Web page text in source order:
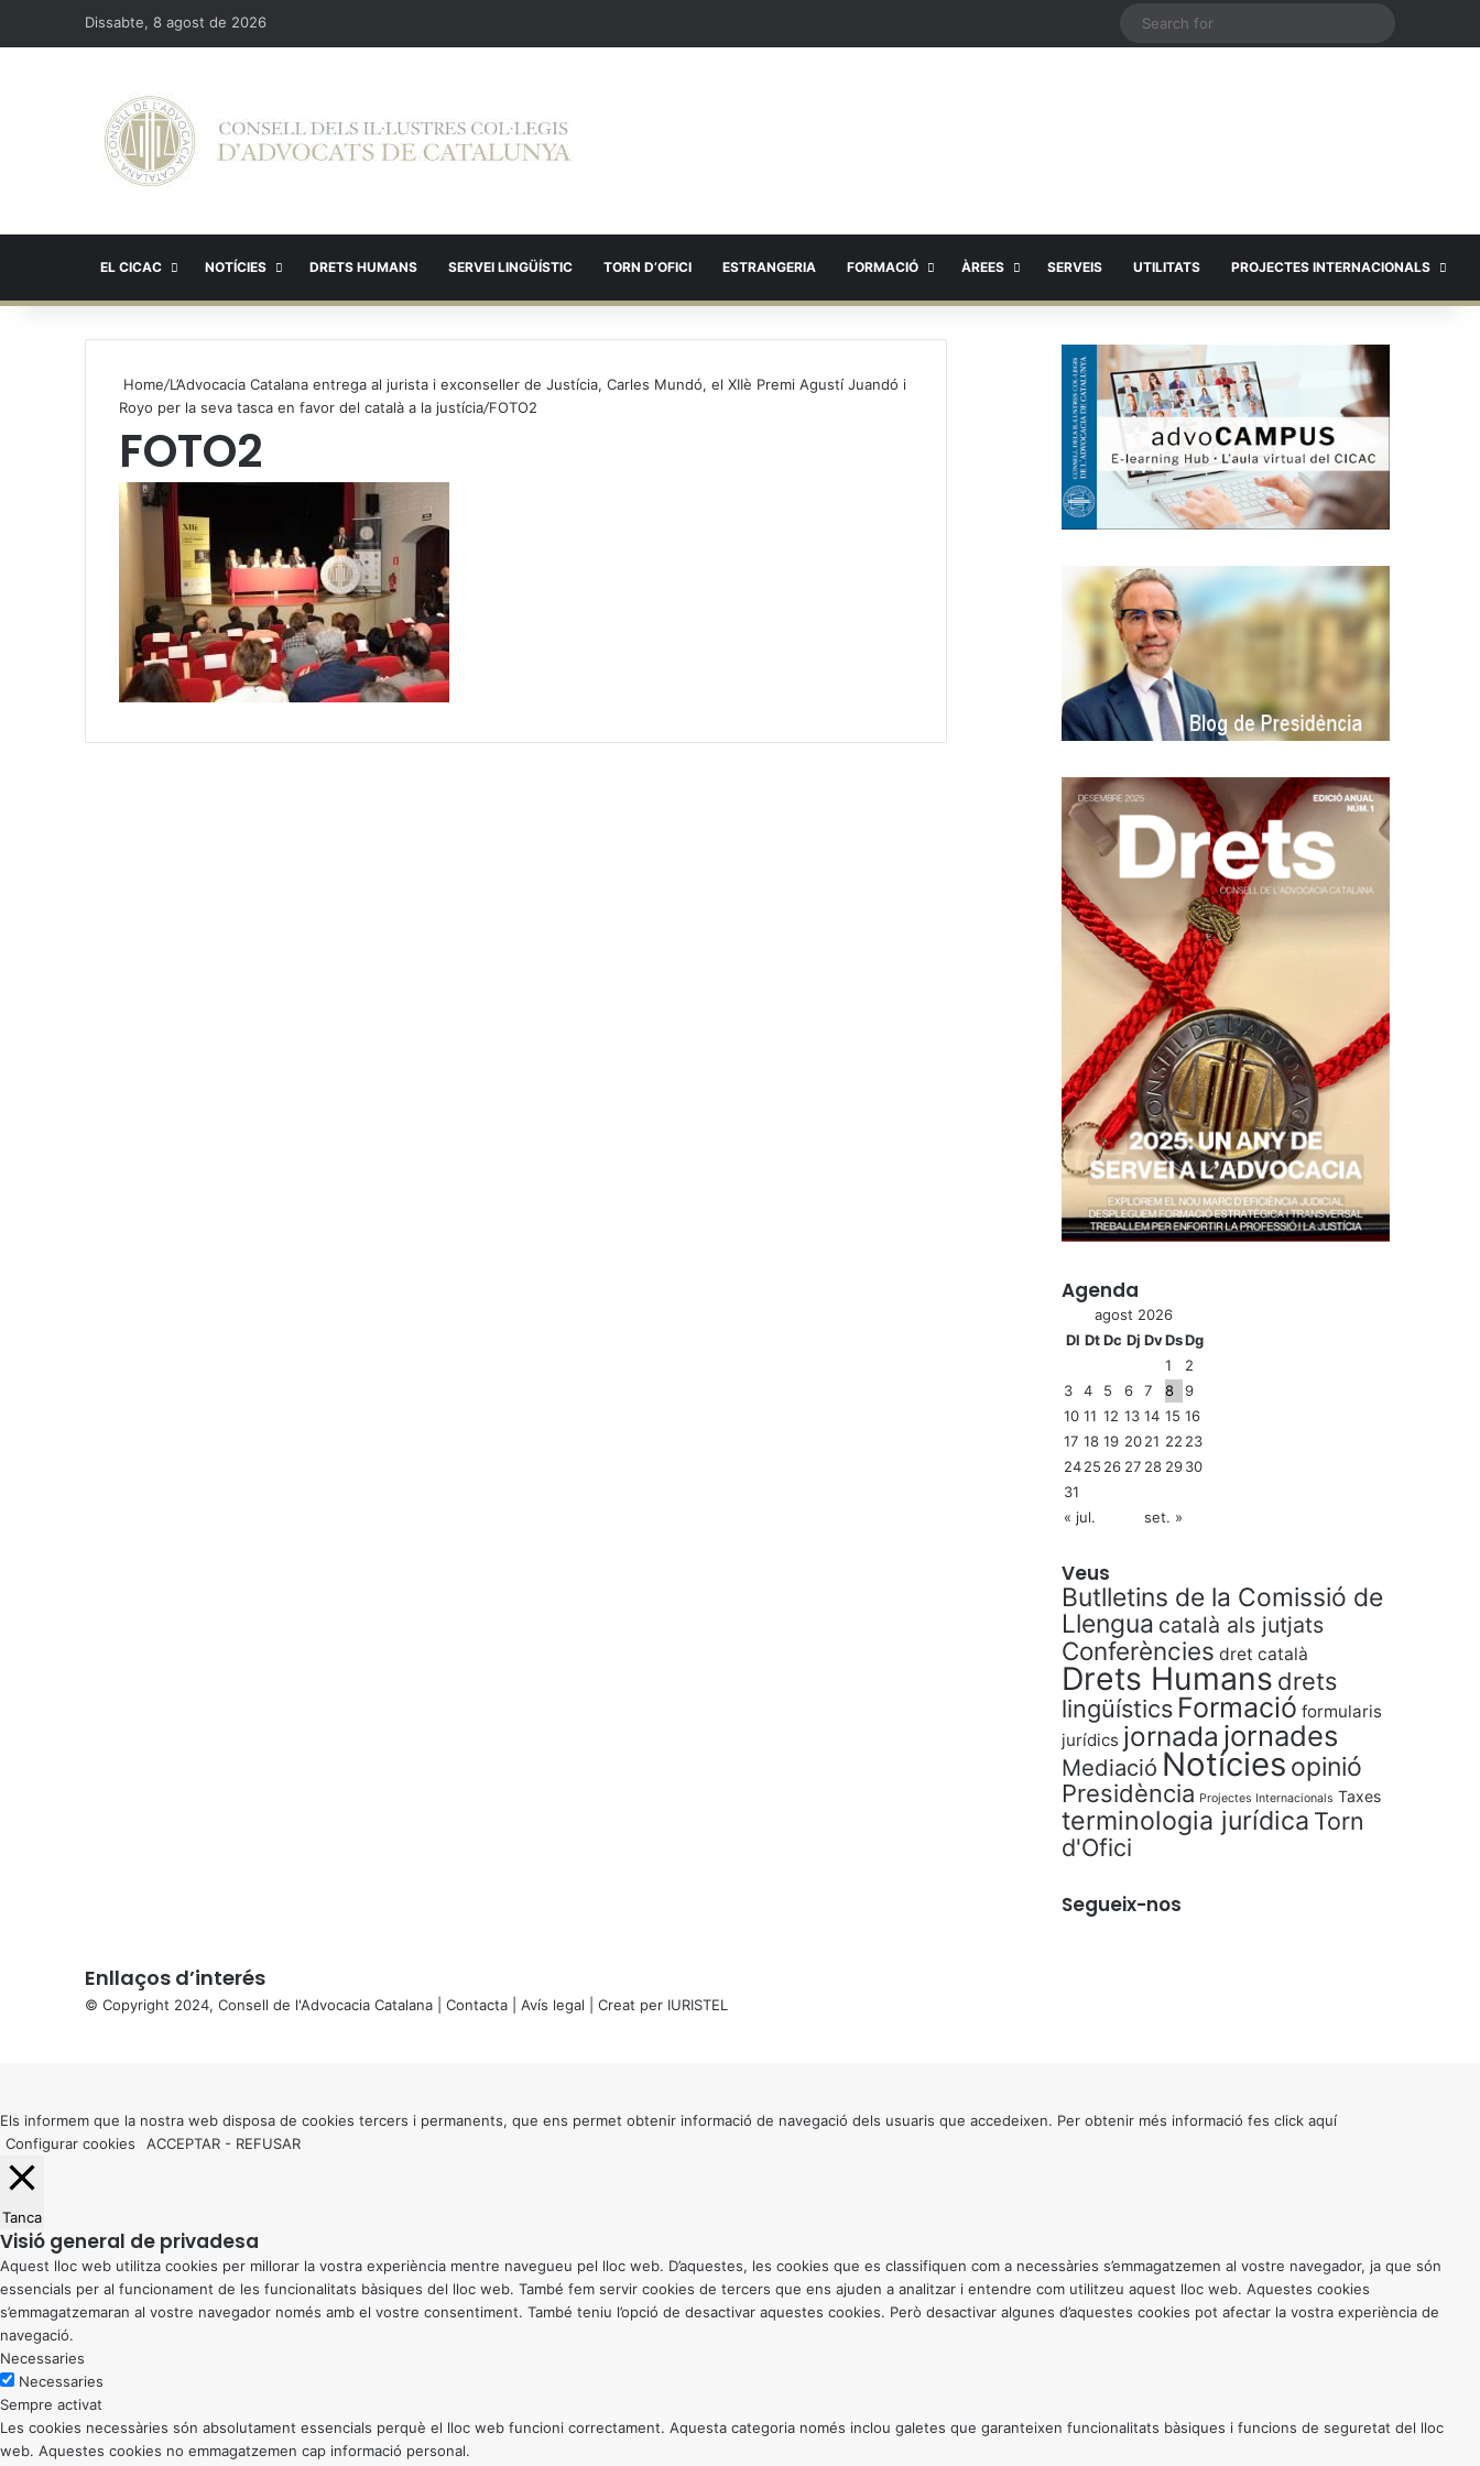
Dissabte, 8 agost de 2026
EL CICAC NOTÍCIES DRETS HUMANS SERVEI LINGÜÍSTIC TORN D’OFICI ESTRANGERIA FORMACIÓ ÀREES SERVEIS UTILITATS PROJECTES INTERNACIONALS
Home/L’Advocacia Catalana entrega al jurista i exconseller de Justícia, Carles Mundó, el XIIè Premi Agustí Juandó i
Royo per la seva tasca en favor del català a la justícia/FOTO2
FOTO2
Agenda
agost 2026
Dl Dt Dc Dj DvDsDg
1
2
3
4 5 6 7 8
9
10 11 12 13 14 15 16
17 18 19 2021 22 23
2425 26 27 28 2930
31
« jul.
set. »
Veus
Butlletins de la Comissió de
Llengua català als jutjats
Conferències dret català
Drets Humans drets
lingüístics Formació formularis
jurídics jornada jornades
Mediació Notícies opinió
Presidència Projectes Internacionals Taxes
terminologia jurídica Torn
d'Ofici
Segueix-nos
Enllaços d’interés
© Copyright 2024, Consell de l'Advocacia Catalana | Contacta Avís legal | Creat per IURISTEL
button
Els informem que la nostra web disposa de cookies tercers i permanents, que ens permet obtenir informació de navegació dels usuaris que accedeixen. Per obtenir més informació fes click aquí
Configurar cookies
ACCEPTAR - REFUSAR
Tanca
Visió general de privadesa
Aquest lloc web utilitza cookies per millorar la vostra experiència mentre navegueu pel lloc web. D’aquestes, les cookies que es classifiquen com a necessàries s’emmagatzemen al vostre navegador, ja que són
essencials per al funcionament de les funcionalitats bàsiques del lloc web. També fem servir cookies de tercers que ens ajuden a analitzar i entendre com utilitzeu aquest lloc web. Aquestes cookies
s’emmagatzemaran al vostre navegador només amb el vostre consentiment. També teniu l’opció de desactivar aquestes cookies. Però desactivar algunes d’aquestes cookies pot afectar la vostra experiència de
navegació.
Necessaries
Necessaries
Sempre activat
Les cookies necessàries són absolutament essencials perquè el lloc web funcioni correctament. Aquesta categoria només inclou galetes que garanteixen funcionalitats bàsiques i funcions de seguretat del lloc
web. Aquestes cookies no emmagatzemen cap informació personal.